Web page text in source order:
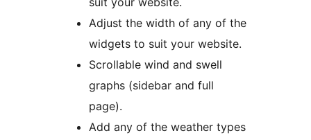
Adjust the width of any of the
widgets to suit your website.
Scrollable wind and swell
graphs (sidebar and full
page).
Add any of the weather types